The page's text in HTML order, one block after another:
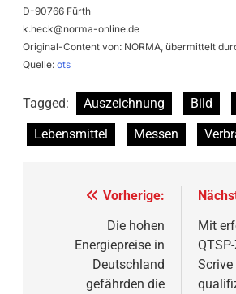
D-90766 Fürth
k.heck@norma-online.de
Original-Content von: NORMA, übermittelt
Quelle: ots
Tagged: Auszeichnung Bild
Lebensmittel
Messen
Vorherige:
Die hohen
Energiepreise in
Deutschland
gefährden die
Mit